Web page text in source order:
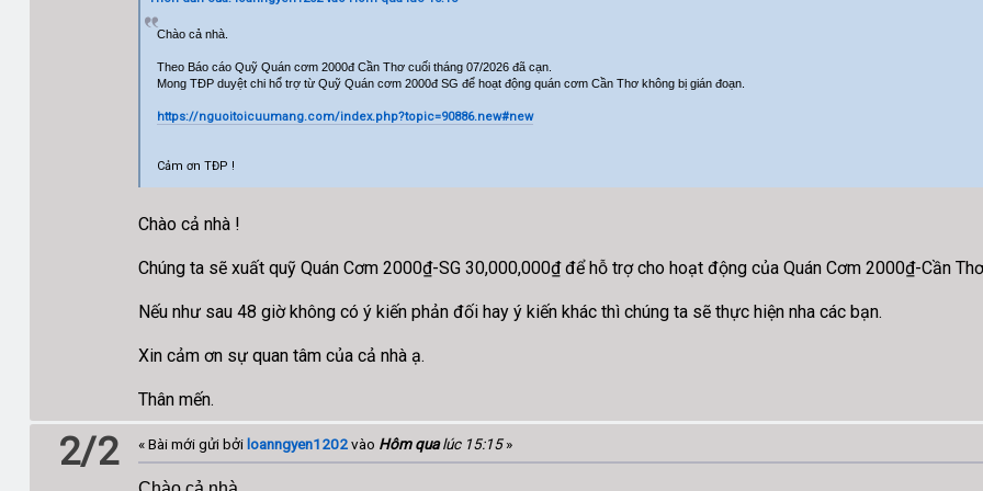
Chào cả nhà.
Theo Báo cáo Quỹ Quán cơm 2000đ Cần Thơ cuối tháng 07/2026 đã cạn.
Mong TĐP duyệt chi hổ trợ từ Quỹ Quán cơm 2000đ SG để hoạt động quán cơm Cần Thơ không bị gián đoạn.
https://nguoitoicuumang.com/index.php?topic=90886.new#new
Cảm ơn TĐP !
Chào cả nhà !
Chúng ta sẽ xuất quỹ Quán Cơm 2000₫-SG 30,000,000₫ để hỗ trợ cho hoạt động của Quán Cơm 2000₫-Cần
Nếu như sau 48 giờ không có ý kiến phản đối hay ý kiến khác thì chúng ta sẽ thực hiện nha các bạn.
Xin cảm ơn sự quan tâm của cả nhà ạ.
Thân mến.
2/2 « Bài mới gửi bởi loanngyen1202 vào Hôm qualúc 15:15»